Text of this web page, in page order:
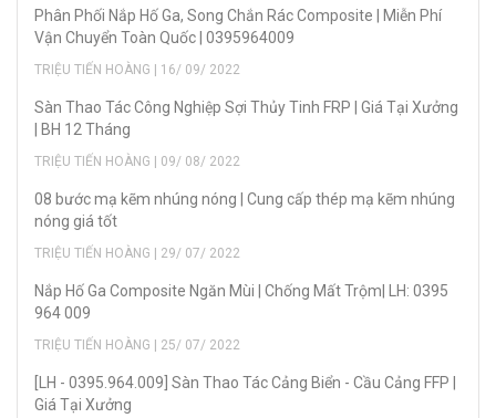
Phân Phối Nắp Hố Ga, Song Chắn Rác Composite | Miễn Phí
Vận Chuyển Toàn Quốc | 0395964009
TRIỆU TIẾN HOÀNG | 16/ 09/ 2022
Sàn Thao Tác Công Nghiệp Sợi Thủy Tinh FRP | Giá Tại Xưởng
| BH 12 Tháng
TRIỆU TIẾN HOÀNG | 09/ 08/ 2022
08 bước mạ kẽm nhúng nóng | Cung cấp thép mạ kẽm nhúng
nóng giá tốt
TRIỆU TIẾN HOÀNG | 29/ 07/ 2022
Nắp Hố Ga Composite Ngăn Mùi | Chống Mất Trộm| LH: 0395
964 009
TRIỆU TIẾN HOÀNG | 25/ 07/ 2022
[LH - 0395.964.009] Sàn Thao Tác Cảng Biển - Cầu Cảng FFP |
Giá Tại Xưởng